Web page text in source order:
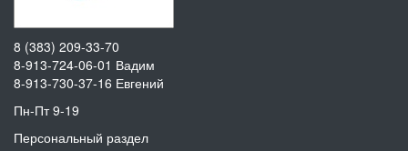
8 (383) 209-33-70
8-913-724-06-01 Вадим
8-913-730-37-16 Евгений
Пн-Пт 9-19
Персональный раздел